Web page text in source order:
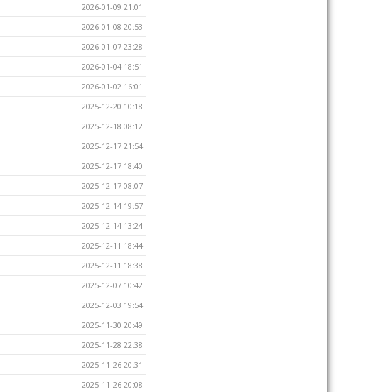
2026-01-09 21:01
2026-01-08 20:53
2026-01-07 23:28
2026-01-04 18:51
2026-01-02 16:01
2025-12-20 10:18
2025-12-18 08:12
2025-12-17 21:54
2025-12-17 18:40
2025-12-17 08:07
2025-12-14 19:57
2025-12-14 13:24
2025-12-11 18:44
2025-12-11 18:38
2025-12-07 10:42
2025-12-03 19:54
2025-11-30 20:49
2025-11-28 22:38
2025-11-26 20:31
2025-11-26 20:08